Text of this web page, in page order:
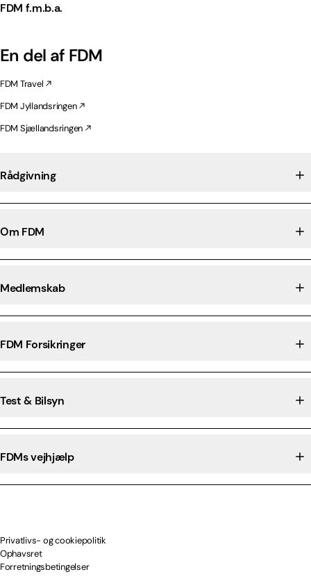
FDM f.m.b.a.
En del af FDM
FDM Travel
FDM Jyllandsringen
FDM Sjællandsringen
Rådgivning
Om FDM
Medlemskab
FDM Forsikringer
Test & Bilsyn
FDMs vejhjælp
Privatlivs- og cookiepolitik
Ophavsret
Forretningsbetingelser